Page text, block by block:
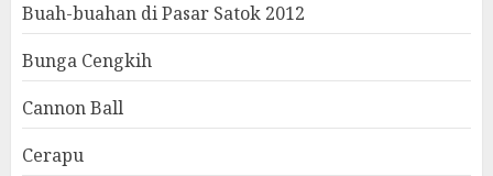
Buah-buahan di Pasar Satok 2012
Bunga Cengkih
Cannon Ball
Cerapu